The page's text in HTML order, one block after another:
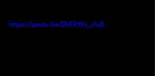
https://youtu.be/DVDHXx_cIu8